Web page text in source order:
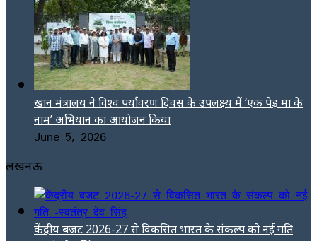
खान मंत्रालय ने विश्व पर्यावरण दिवस के उपलक्ष्य में ‘एक पेड़ मां के
नाम’ अभियान का आयोजन किया
June 5, 2026
लखनऊ
केंद्रीय बजट 2026-27 से विकसित भारत के संकल्प को नई गति